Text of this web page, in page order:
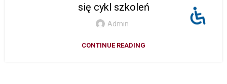
się cykl szkoleń
Admin
CONTINUE READING